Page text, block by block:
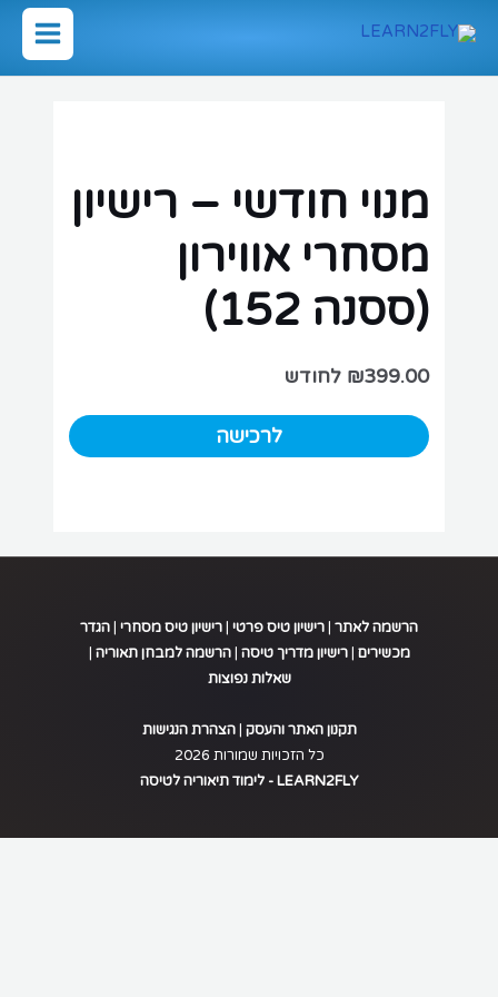
לתוכן
Main
מנוי חודשי – רישיון
מסחרי אווירון
(ססנה 152)
₪399.00 לחודש
מנוי
חודשי
אווירון
152)
quantity
לרכישה
הרשמה לאתר | רישיון טיס פרטי | רישיון טיס מסחרי | הגדר
מכשירים |רישיון מדריך טיסה |הרשמה למבחן תאוריה |
שאלות נפוצות
תקנון האתר והעסק |הצהרת הנגישות
כל הזכויות שמורות 2026
LEARN2FLY - לימוד תיאוריה לטיסה